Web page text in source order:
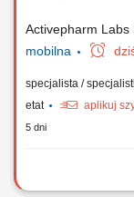
Activepharm Labs
mobilna
specjalista /
etat
aplikuj
5 dni
Osoba zatrudniona